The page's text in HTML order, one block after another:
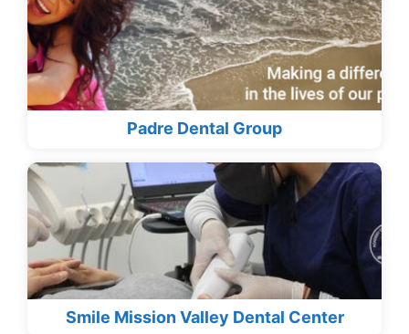
Padre Dental Group
Smile Mission Valley Dental Center